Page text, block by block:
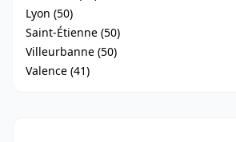
Lyon (50)
Saint-Étienne (50)
Villeurbanne (50)
Valence (41)